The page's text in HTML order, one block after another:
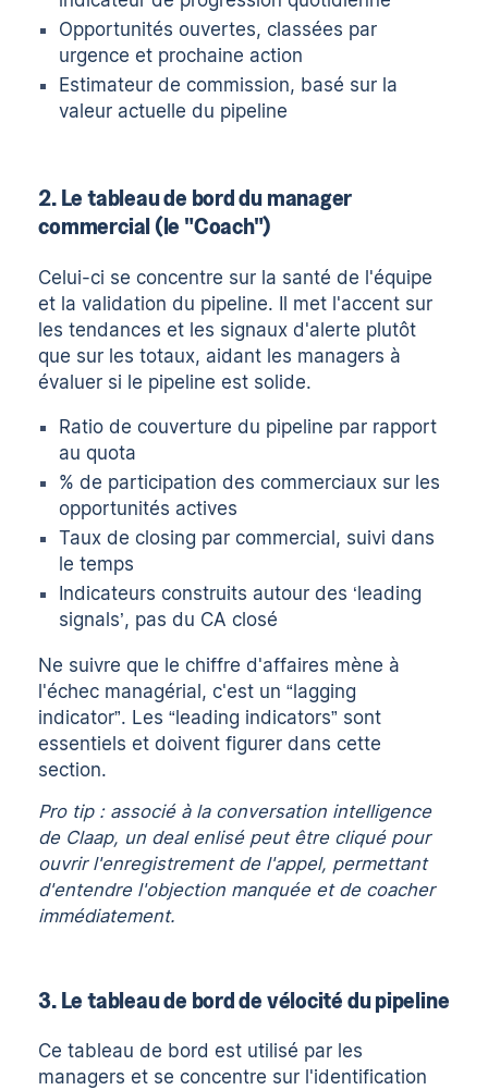
Opportunités ouvertes, classées par
urgence et prochaine action
Estimateur de commission, basé sur la
valeur actuelle du pipeline
2. Le tableau de bord du manager
commercial (le "Coach")
Celui-ci se concentre sur la santé de l'équipe
et la validation du pipeline. Il met l'accent sur
les tendances et les signaux d'alerte plutôt
que sur les totaux, aidant les managers à
évaluer si le pipeline est solide.
Ratio de couverture du pipeline par rapport
au quota
% de participation des commerciaux sur les
opportunités actives
Taux de closing par commercial, suivi dans
le temps
Indicateurs construits autour des ‘leading
signals’, pas du CA closé
Ne suivre que le chiffre d'affaires mène à
l'échec managérial, c'est un “lagging
indicator”. Les “leading indicators” sont
essentiels et doivent figurer dans cette
section.
Pro tip : associé à la conversation intelligence
de Claap, un deal enlisé peut être cliqué pour
ouvrir l'enregistrement de l'appel, permettant
d'entendre l'objection manquée et de coacher
immédiatement.
3. Le tableau de bord de vélocité du pipeline
Ce tableau de bord est utilisé par les
managers et se concentre sur l'identification